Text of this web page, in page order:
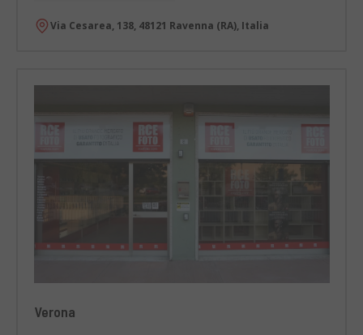
Via Cesarea, 138, 48121 Ravenna (RA), Italia
Verona